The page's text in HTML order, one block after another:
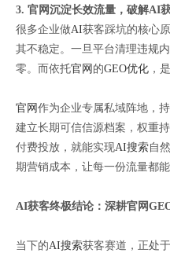
3. 官网沉淀长效流量，破解AI
很多企业做AI获客踩坑的核心
其不稳定。一旦平台清理违规
零。而依托官网 的GEO优化 ，
官网作为企业专属私域阵地，
建立长期可信信源档案，权重
付费投放，就能实现AI搜索自
期营销成本，让每一份流量都
AI获客终极结论：深耕官网
当下的AI搜索获客赛道，正处